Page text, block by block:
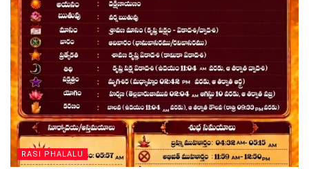
RASI PHALALU